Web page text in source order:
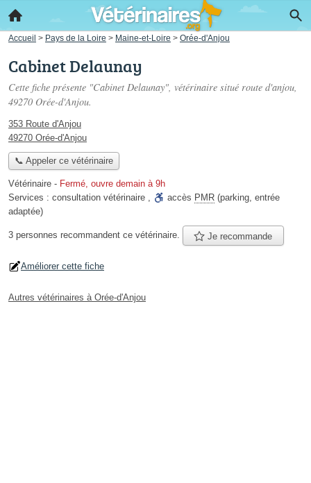
Accueil > Pays de la Loire > Maine-et-Loire > Orée-d'Anjou
Cabinet Delaunay
Cette fiche présente "Cabinet Delaunay", vétérinaire situé route d'anjou,
49270 Orée-d'Anjou.
353 Route d'Anjou
49270 Orée-d'Anjou
📞 Appeler ce vétérinaire
Vétérinaire - Fermé, ouvre demain à 9h
Services : consultation vétérinaire , accès PMR (parking, entrée
adaptée)
3 personnes recommandent ce vétérinaire. Je recommande
Améliorer cette fiche
Autres vétérinaires à Orée-d'Anjou